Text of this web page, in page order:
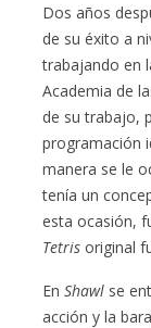
Dos años
de su éxito a
trabajando en
Academia de
de su trabajo,
programación
manera se le
tenía un
esta ocasión,
Tetris original
EnShawl se
acción y la